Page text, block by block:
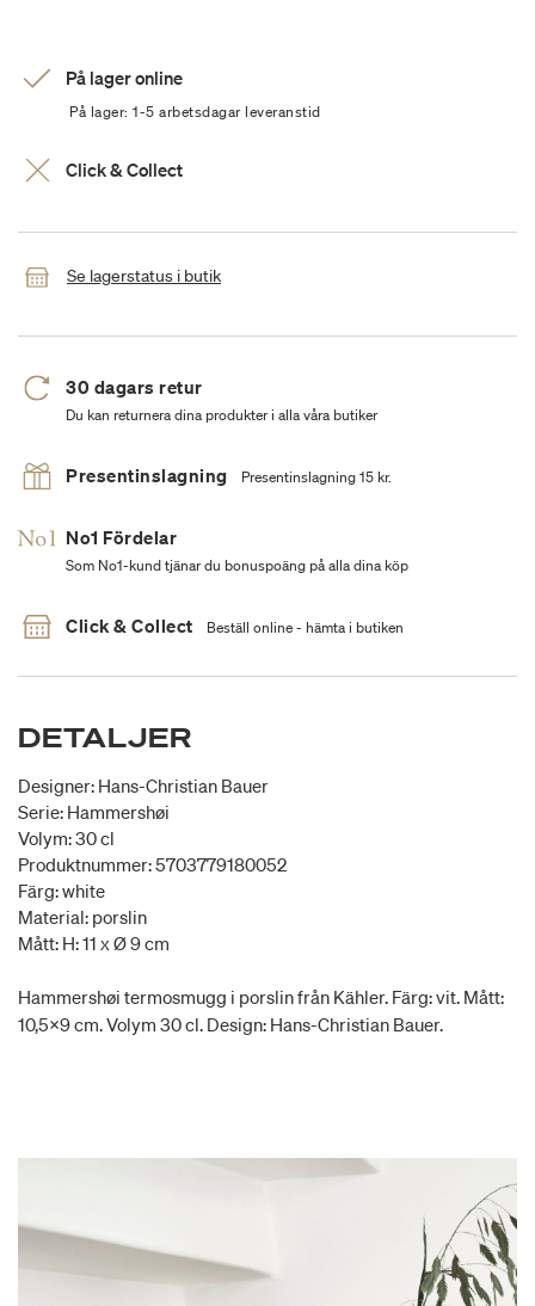
På lager online
På lager: 1-5 arbetsdagar leveranstid
Click & Collect
Se lagerstatus i butik
30 dagars retur
Du kan returnera dina produkter i alla våra butiker
Presentinslagning Presentinslagning 15 kr.
No1 Fördelar
Som No1-kund tjänar du bonuspoäng på alla dina köp
Click & Collect Beställ online - hämta i butiken
DETALJER
Designer: Hans-Christian Bauer
Serie: Hammershøi
Volym: 30 cl
Produktnummer: 5703779180052
Färg: white
Material: porslin
Mått: H: 11 x Ø 9 cm
Hammershøi termosmugg i porslin från Kähler. Färg: vit. Mått:
10,5x9 cm. Volym 30 cl. Design: Hans-Christian Bauer.